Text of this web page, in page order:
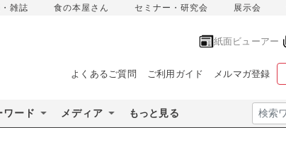
雑誌 食の本屋さん セミナー・研究会 展示会
紙面ビューアー
よくあるご質問 ご利用ガイド メルマガ登録
ワード メディア もっと見る